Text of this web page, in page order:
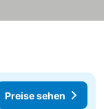
Preise sehen